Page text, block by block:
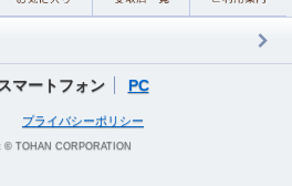
スマートフォン PC
プライバシーポリシー
© TOHAN CORPORATION